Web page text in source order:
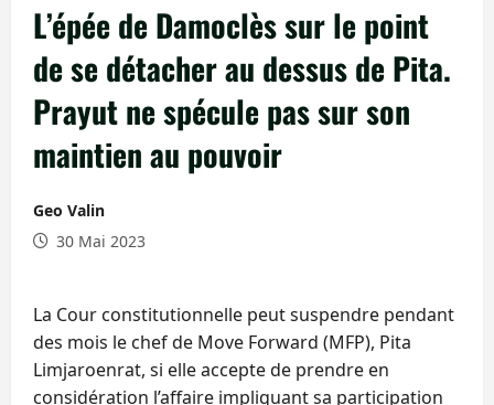
L’épée de Damoclès sur le point
de se détacher au dessus de Pita.
Prayut ne spécule pas sur son
maintien au pouvoir
Geo Valin
30 Mai 2023
La Cour constitutionnelle peut suspendre pendant
des mois le chef de Move Forward (MFP), Pita
Limjaroenrat, si elle accepte de prendre en
considération l’affaire impliquant sa participation